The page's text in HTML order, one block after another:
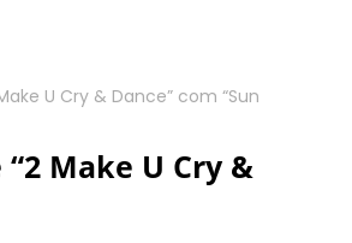
U Cry & Dance” com “Sun
Make U Cry &